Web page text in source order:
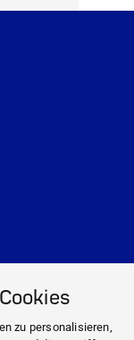
zu personalisieren,